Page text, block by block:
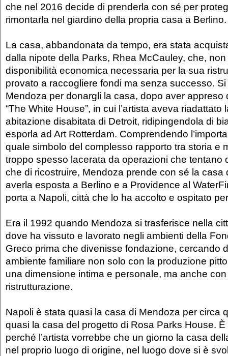
che nel 2016 decide di prenderla con sé per
rimontarla nel giardino della propria casa a Berlino.
La casa, abbandonata da tempo, era stata
dalla nipote della Parks, Rhea McCauley, che,
disponibilità economica necessaria per la sua
provato a raccogliere fondi ma senza successo.
Mendoza per donargli la casa, dopo aver appreso
“The White House”, in cui l’artista aveva riadattato
abitazione disabitata di Detroit, ridipingendola di
esporla ad Art Rotterdam. Comprendendo
quale simbolo del complesso rapporto tra storia e
troppo spesso lacerata da operazioni che tentano
che di ricostruire, Mendoza prende con sé la casa
averla esposta a Berlino e a Providence al
porta a Napoli, città che lo ha accolto e ospitato
Era il 1992 quando Mendoza si trasferisce nella
dove ha vissuto e lavorato negli ambienti della
Greco prima che divenisse fondazione, cercando
ambiente familiare non solo con la produzione
una dimensione intima e personale, ma anche
ristrutturazione.
Napoli è stata quasi la casa di Mendoza per circa
quasi la casa del progetto di Rosa Parks House.
perché l’artista vorrebbe che un giorno la casa
nel proprio luogo di origine, nel luogo dove si è